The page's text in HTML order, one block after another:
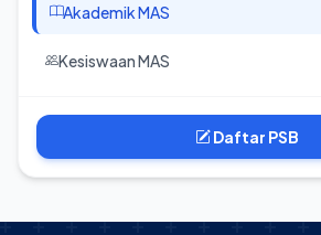
Akademik MAS
Kesiswaan MAS
Daftar PSB